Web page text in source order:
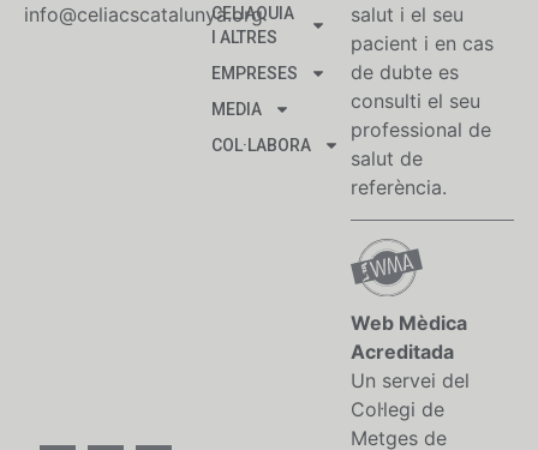
info@celiacscatalunya.org
CELIAQUIA
I ALTRES
EMPRESES
MEDIA
COL·LABORA
salut i el seu
pacient i en cas
de dubte es
consulti el seu
professional de
salut de
referència.
Web Mèdica
Acreditada
Un servei del
Col·legi de
Metges de